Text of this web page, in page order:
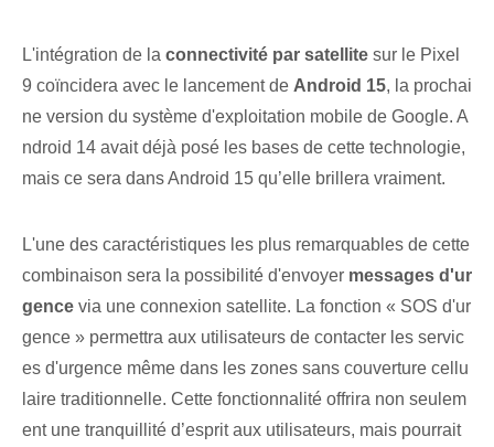
L'intégration de la connectivité par satellite sur le Pixel
9 coïncidera avec le lancement de Android 15, la prochai
ne version du système d'exploitation mobile de Google. A
ndroid 14 avait déjà posé les bases de cette technologie,
mais ce sera dans Android 15 qu’elle brillera vraiment.
L'une des caractéristiques les plus remarquables de cette
combinaison sera la possibilité d'envoyer messages d'ur
gence via une connexion satellite. La fonction « SOS d'ur
gence » permettra aux utilisateurs de contacter les servic
es d'urgence même dans les zones sans couverture cellu
laire traditionnelle. Cette fonctionnalité offrira non seulem
ent une tranquillité d’esprit aux utilisateurs, mais pourrait